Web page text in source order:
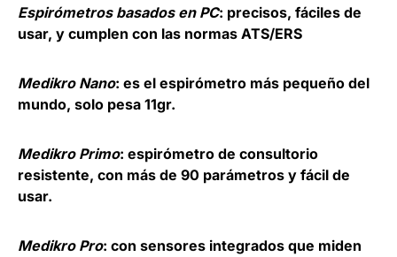
Espirómetros basados en PC: precisos, fáciles de
usar, y cumplen con las normas ATS/ERS
Medikro Nano: es el espirómetro más pequeño del
mundo, solo pesa 11gr.
Medikro Primo: espirómetro de consultorio
resistente, con más de 90 parámetros y fácil de
usar.
Medikro Pro: con sensores integrados que miden